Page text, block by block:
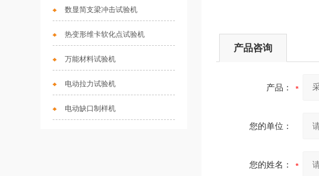
数显简支梁冲击试验机
热变形维卡软化点试验机
万能材料试验机
电动拉力试验机
电动缺口制样机
产品咨询
产品：
您的单位：
您的姓名：